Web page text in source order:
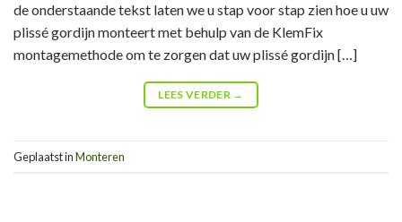
de onderstaande tekst laten we u stap voor stap zien hoe u uw
plissé gordijn monteert met behulp van de KlemFix
montagemethode om te zorgen dat uw plissé gordijn […]
LEES VERDER →
Geplaatst inMonteren